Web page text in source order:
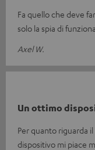
Fa quello che deve
solo la spia di
Axel W.
Un ottimo
Per quanto riguarda
dispositivo mi piace